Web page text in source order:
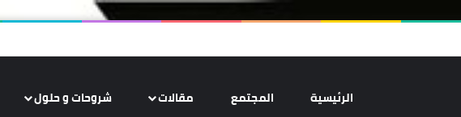
الرئيسية المجتمع مقالات شروحات و حلول